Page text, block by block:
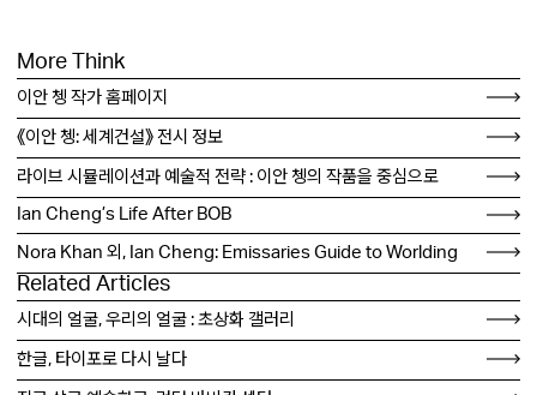
More Think
이안 쳉 작가 홈페이지
《이안 쳉: 세계건설》 전시 정보
라이브 시뮬레이션과 예술적 전략 : 이안 쳉의 작품을 중심으로
Ian Cheng’s Life After BOB
Nora Khan 외, Ian Cheng: Emissaries Guide to Worlding
Related Articles
시대의 얼굴, 우리의 얼굴 : 초상화 갤러리
한글, 타이포로 다시 날다